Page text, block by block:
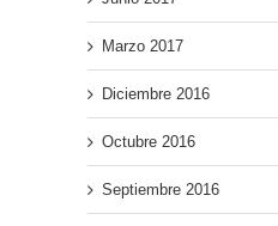
Marzo 2017
Diciembre 2016
Octubre 2016
Septiembre 2016